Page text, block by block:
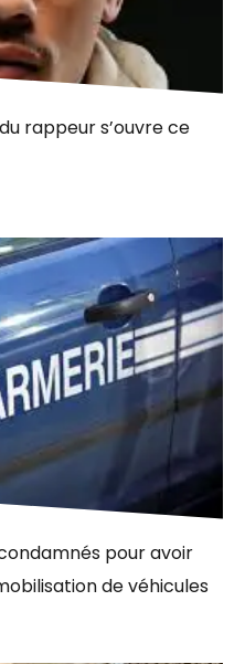
rappeur s’ouvre ce
pour avoir
de véhicules